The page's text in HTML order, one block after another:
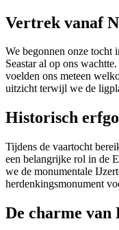
Vertrek vanaf
We begonnen onze tocht
Seastar al op ons
voelden ons meteen
uitzicht terwijl we de
Historisch
Tijdens de vaartocht
een belangrijke rol in de
we de monumentale
herdenkingsmonument
De charme van